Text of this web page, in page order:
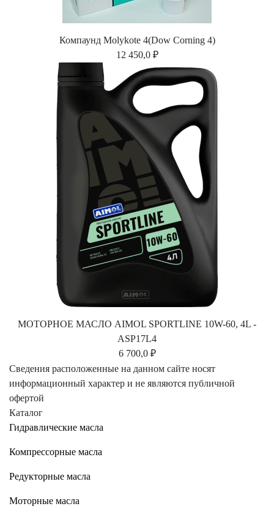
Компаунд Molykote 4(Dow Corning 4)
12 450,0 ₽
МОТОРНОЕ МАСЛО AIMOL SPORTLINE 10W-60, 4L -
ASP17L4
6 700,0 ₽
Сведения расположенные на данном сайте носят
информационный характер и не являются публичной
офертой
Каталог
Гидравлические масла
Компрессорные масла
Редукторные масла
Моторные масла